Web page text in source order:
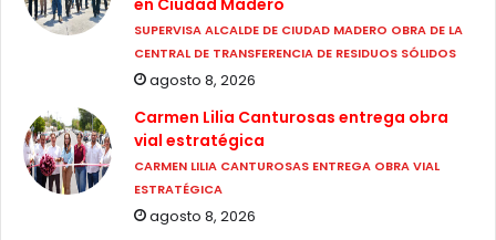
SUPERVISA ALCALDE DE CIUDAD MADERO OBRA DE LA
CENTRAL DE TRANSFERENCIA DE RESIDUOS SÓLIDOS
agosto 8, 2026
Carmen Lilia Canturosas entrega obra
vial estratégica
CARMEN LILIA CANTUROSAS ENTREGA OBRA VIAL
ESTRATÉGICA
agosto 8, 2026